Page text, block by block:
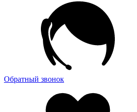
Обратный звонок